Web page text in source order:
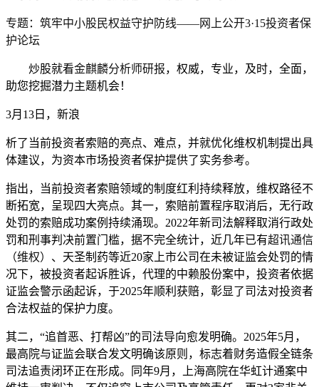
专题：筑牢中小股民权益守护防线——网上公开3·15投资者保
护论坛
炒股就看金麒麟分析师研报，权威，专业，及时，全面，
助您挖掘潜力主题机会！
3月13日，新浪
析了当前投资者索赔的亮点、难点，并就优化维权机制提出具
体建议，为资本市场投资者保护提供了实务参考。
指出，当前投资者索赔领域的制度红利持续释放，维权路径不
断拓宽，呈现四大亮点。其一，索赔前置程序取消后，无行政
处罚的索赔成功案例持续涌现。2022年新司法解释取消行政处
罚和刑事判决前置门槛，据不完全统计，近几年已有超讯通信
（维权） 、天圣制药等近20家上市公司在未被证监会处罚的情
况下，被投资者起诉胜诉，代理的中赖股份案中，投资者依据
证监会警示函起诉，于2025年顺利获赔，彰显了司法对投资者
合法权益的保护力度。
其二，“追首恶、打帮凶”的司法导向愈发明确。2025年5月，
最高院与证监会联合发文明确该原则，标志着财务造假全链条
司法追责闭环正在形成。同年9月，上海高院在华虹计通案中